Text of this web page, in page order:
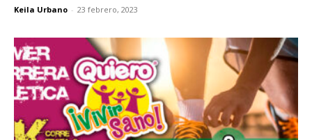
Keila Urbano - 23 febrero, 2023